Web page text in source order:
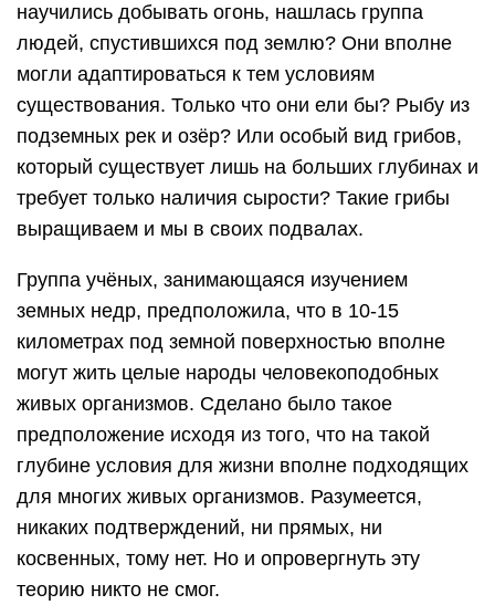
научились добывать огонь, нашлась группа
людей, спустившихся под землю? Они вполне
могли адаптироваться к тем условиям
существования. Только что они ели бы? Рыбу из
подземных рек и озёр? Или особый вид грибов,
который существует лишь на больших глубинах и
требует только наличия сырости? Такие грибы
выращиваем и мы в своих подвалах.
Группа учёных, занимающаяся изучением
земных недр, предположила, что в 10-15
километрах под земной поверхностью вполне
могут жить целые народы человекоподобных
живых организмов. Сделано было такое
предположение исходя из того, что на такой
глубине условия для жизни вполне подходящих
для многих живых организмов. Разумеется,
никаких подтверждений, ни прямых, ни
косвенных, тому нет. Но и опровергнуть эту
теорию никто не смог.